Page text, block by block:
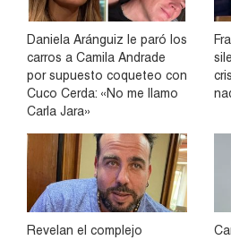
Daniela Aránguiz le paró los
carros a Camila Andrade
por supuesto coqueteo con
Cuco Cerda: «No me llamo
Carla Jara»
Revelan el complejo